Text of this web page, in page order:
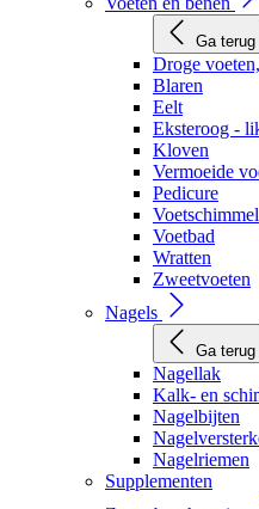
Ga terug
Droge
Blaren
Eelt
Eksteroog -
Kloven
Vermoeide
Pedicure
Voetschimmel
Voetbad
Wratten
Zweetvoeten
Nagels
Ga terug
Nagellak
Kalk- en
Nagelbijten
Nagelriemen
Supplementen